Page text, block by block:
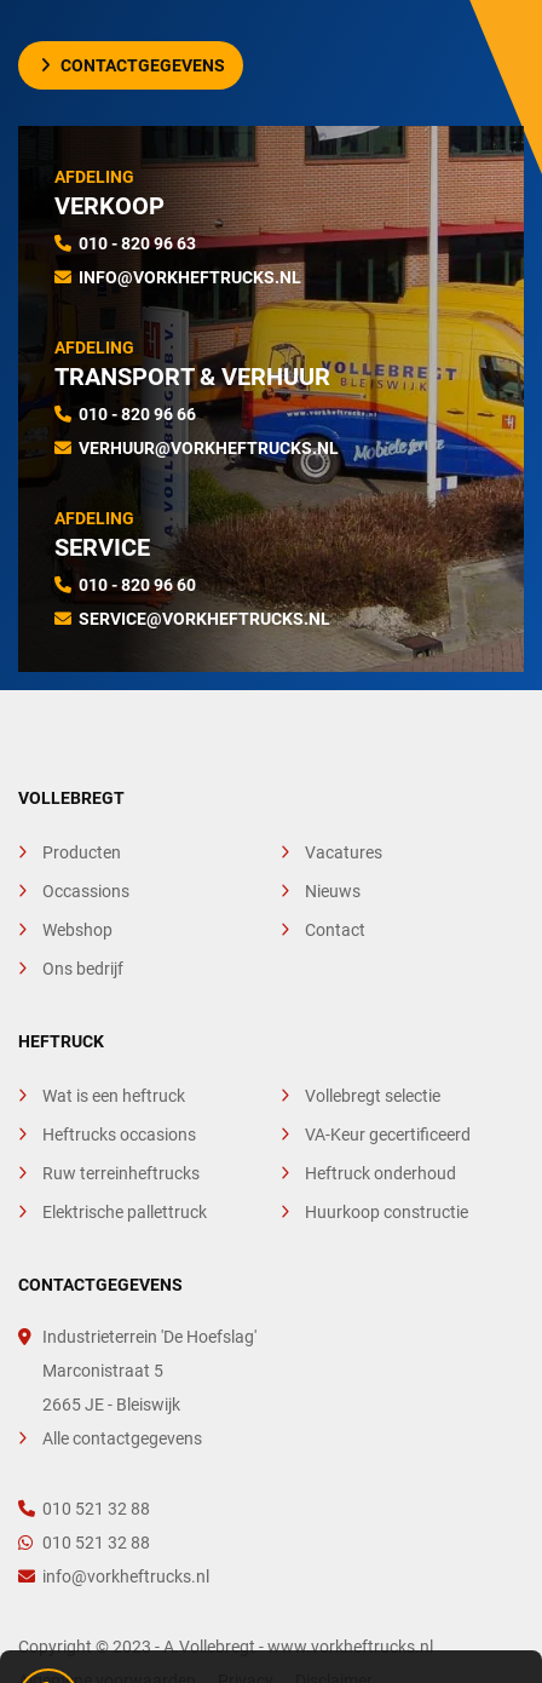
CONTACTGEGEVENS
AFDELING
VERKOOP
010 - 820 96 63
INFO@VORKHEFTRUCKS.NL
AFDELING
TRANSPORT & VERHUUR
010 - 820 96 66
VERHUUR@VORKHEFTRUCKS.NL
AFDELING
SERVICE
010 - 820 96 60
SERVICE@VORKHEFTRUCKS.NL
VOLLEBREGT
Producten
Occassions
Webshop
Ons bedrijf
Vacatures
Nieuws
Contact
HEFTRUCK
Wat is een heftruck
Heftrucks occasions
Ruw terreinheftrucks
Elektrische pallettruck
Vollebregt selectie
VA-Keur gecertificeerd
Heftruck onderhoud
Huurkoop constructie
CONTACTGEGEVENS
Industrieterrein 'De Hoefslag'
Marconistraat 5
2665 JE - Bleiswijk
Alle contactgegevens
010 521 32 88
010 521 32 88
info@vorkheftrucks.nl
Copyright © 2023 - A.Vollebregt - www.vorkheftrucks.nl